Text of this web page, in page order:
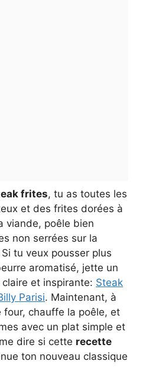
frites, tu as toutes les
et des frites dorées à
viande, poêle bien
non serrées sur la
tu veux pousser plus
aromatisé, jette un
et inspirante: Steak
Parisi. Maintenant, à
chauffe la poêle, et
avec un plat simple et
dire si cette recette
ton nouveau classique